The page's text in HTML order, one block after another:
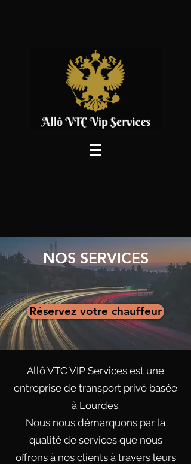
NOS SERVICES
Réservez votre chauffeur
Allô VTC VIP Services est une
entreprise de transport privé basée
à Lourdes.
Nous nous démarquons par la
qualité de services que nous
offrons à nos clients à travers leurs